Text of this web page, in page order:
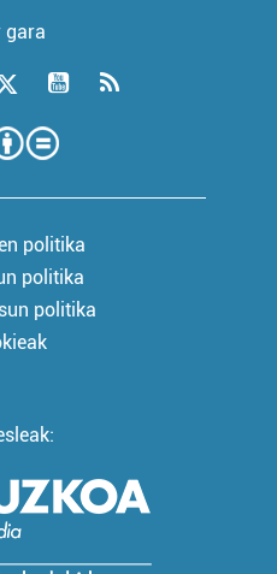
gara
politika
politika
politika